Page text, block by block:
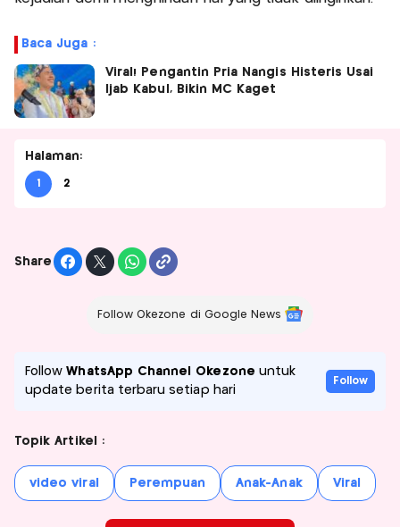
Baca Juga :
Viral! Pengantin Pria Nangis Histeris Usai
Ijab Kabul, Bikin MC Kaget
Halaman:
1 2
Share
Follow Okezone di Google News
FollowWhatsApp Channel Okezone untuk
update berita terbaru setiap hari
Follow
Topik Artikel :
video viral Perempuan Anak-Anak Viral